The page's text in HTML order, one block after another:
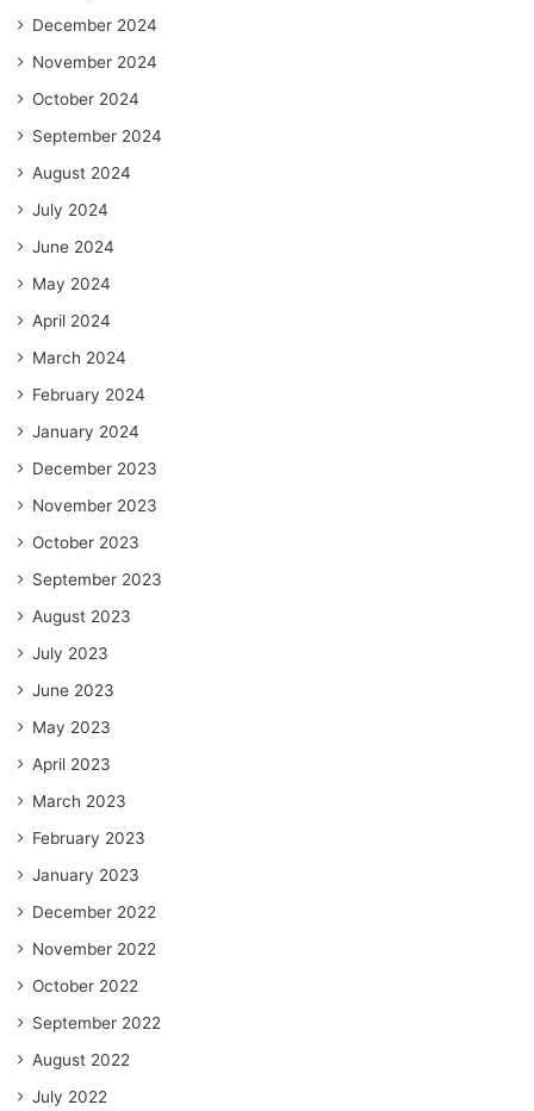
December 2024
November 2024
October 2024
September 2024
August 2024
July 2024
June 2024
May 2024
April 2024
March 2024
February 2024
January 2024
December 2023
November 2023
October 2023
September 2023
August 2023
July 2023
June 2023
May 2023
April 2023
March 2023
February 2023
January 2023
December 2022
November 2022
October 2022
September 2022
August 2022
July 2022